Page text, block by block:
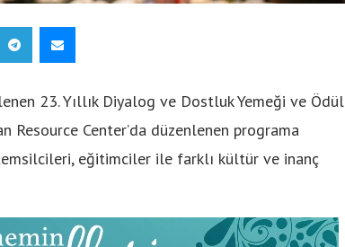
23. Yıllık Diyalog ve Dostluk Yemeği ve Ödül
Resource Center’da düzenlenen programa
eğitimciler ile farklı kültür ve inanç